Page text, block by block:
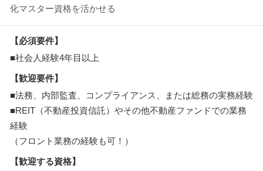
化マスター資格を活かせる
【必須要件】
■社会人経験4年目以上
【歓迎要件】
■法務、内部監査、コンプライアンス、または総務の実務経験
■REIT（不動産投資信託）やその他不動産ファンドでの業務
経験
（フロント業務の経験も可！）
【歓迎する資格】